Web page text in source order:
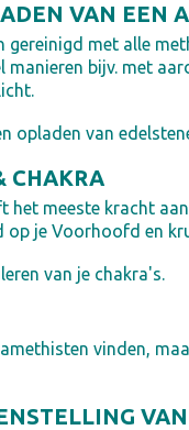
VAN EEN
gereinigd met alle
manieren bijv. met
opladen van
CHAKRA
het meeste kracht
op je Voorhoofd en
van je chakra's.
vinden,